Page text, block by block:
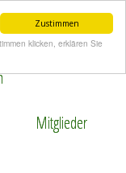
Zustimmen
klicken, erklären Sie
Mitglieder